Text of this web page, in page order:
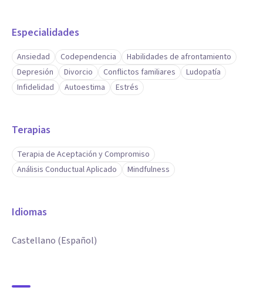
Especialidades
Ansiedad Codependencia
Habilidades de afrontamiento
Depresión
Divorcio Conflictos familiares
Ludopatía
Infidelidad
Autoestima Estrés
Terapias
Terapia de Aceptación y Compromiso
Análisis Conductual Aplicado
Mindfulness
Idiomas
Castellano (Español)